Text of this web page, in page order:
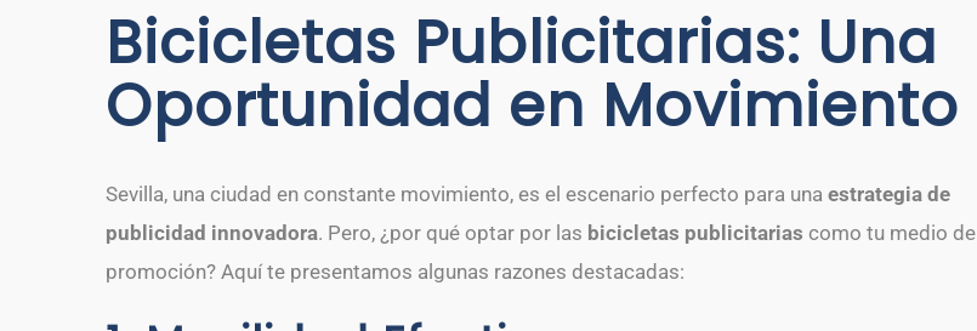
Bicicletas Publicitarias: Una
Oportunidad en Movimiento
Sevilla, una ciudad en constante movimiento, es el escenario perfecto para una estrategia de
publicidad innovadora. Pero, ¿por qué optar por las bicicletas publicitarias como tu medio de
promoción? Aquí te presentamos algunas razones destacadas: